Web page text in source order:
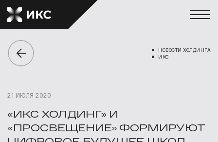
НОВОСТИ ХОЛДИНГА
ИКС
21 ИЮЛЯ 2020
«ИКС ХОЛДИНГ» И
«ПРОСВЕЩЕНИЕ» ФОРМИРУЮТ